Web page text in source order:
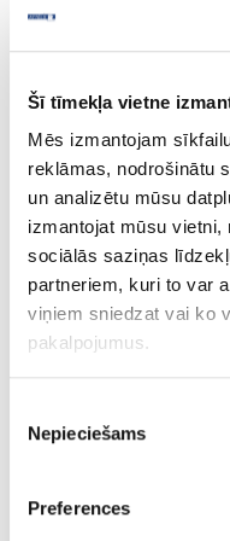
Šī tīmekļa vietne
Mēs izmantojam
reklāmas, nodrošinātu
un analizētu mūsu
izmantojat mūsu
sociālās saziņas
partneriem, kuri to var
viņiem sniedzat vai ko
pakalpojumus.
izvēle
Nepieciešams
Preferences